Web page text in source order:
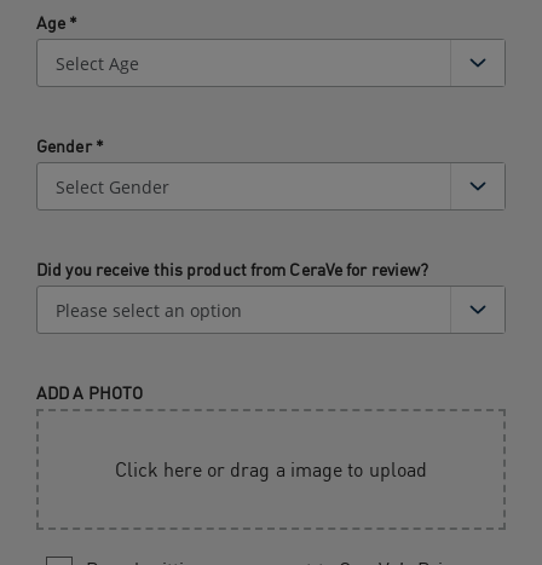
Age *
Gender*
Did you receive this product from CeraVe for review?
ADD A PHOTO
Click here or drag a image to upload